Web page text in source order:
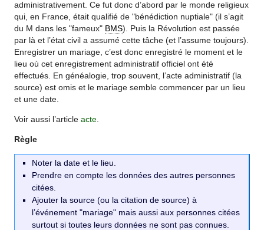
administrativement. Ce fut donc d’abord par le monde religieux
qui, en France, était qualifié de "bénédiction nuptiale" (il s’agit
du M dans les "fameux" BMS). Puis la Révolution est passée
par là et l’état civil a assumé cette tâche (et l’assume toujours).
Enregistrer un mariage, c’est donc enregistré le moment et le
lieu où cet enregistrement administratif officiel ont été
effectués. En généalogie, trop souvent, l’acte administratif (la
source) est omis et le mariage semble commencer par un lieu
et une date.
Voir aussi l’articleacte
Règle
Noter la date et le lieu.
Prendre en compte les données des autres personnes
citées.
Ajouter la source (ou la citation de source) à
l’événement "mariage" mais aussi aux personnes citées
surtout si toutes leurs données ne sont pas connues.